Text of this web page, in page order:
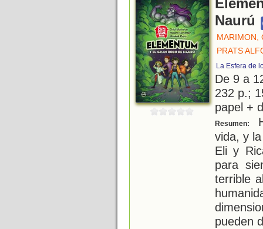
Naurú
MARIMON,
PRATS
La Esfera de
De 9 a
232 p.;
papel +
Resumen:
vida, y
Eli y
para
terrible
pueden